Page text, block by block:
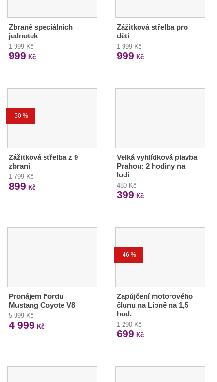
Zbraně speciálních
jednotek
1 999 Kč
999 Kč
Zážitková střelba pro
děti
1 999 Kč
999 Kč
-50 %
Zážitková střelba z 9
zbraní
1 799 Kč
899 Kč
Velká vyhlídková plavba
Prahou: 2 hodiny na
lodi
480 Kč
399 Kč
Pronájem Fordu
Mustang Coyote V8
5 999 Kč
4 999 Kč
-46 %
Zapůjčení motorového
člunu na Lipně na 1,5
hod.
1 290 Kč
699 Kč